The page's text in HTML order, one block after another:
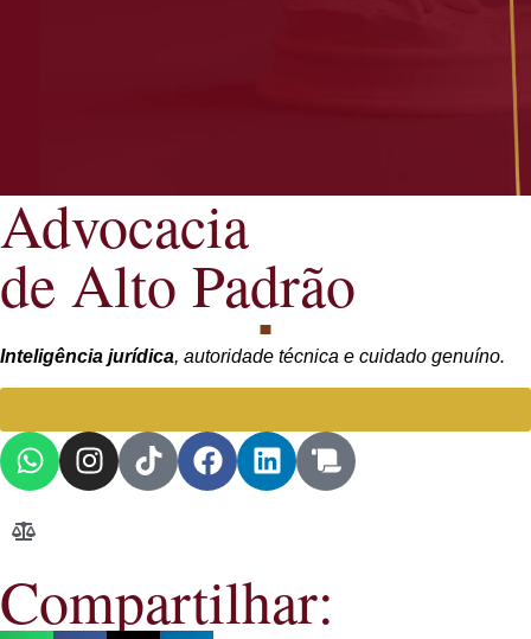
Advocacia
de Alto Padrão
Inteligência jurídica, autoridade técnica e cuidado genuíno.
Compartilhar: